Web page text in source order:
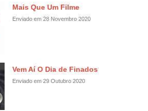
Mais Que Um Filme
Enviado em 28 Novembro 2020
Vem Aí O Dia de Finados
Enviado em 29 Outubro 2020